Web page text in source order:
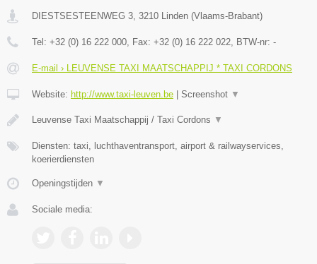
DIESTSESTEENWEG 3 3210 Linden (Vlaams-Brabant)
Tel: +32 (0) 16 222 000 , Fax: +32 (0) 16 222 022 , BTW-nr: -
E-mail › LEUVENSE TAXI MAATSCHAPPIJ * TAXI CORDONS
Website: http://www.taxi-leuven.be Screenshot ▼
Leuvense Taxi Maatschappij / Taxi Cordons ▼
Diensten: taxi, luchthaventransport, airport & railwayservices,
koerierdiensten
Openingstijden ▼
Sociale media: